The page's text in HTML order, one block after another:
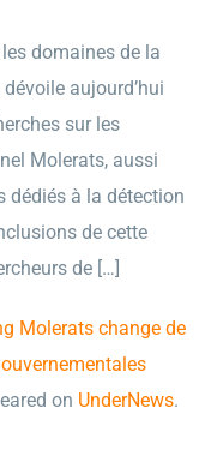
domaines de la
aujourd’hui
sur les
Molerats, aussi
dédiés à la détection
de cette
de […]
Molerats change de
on UnderNews.